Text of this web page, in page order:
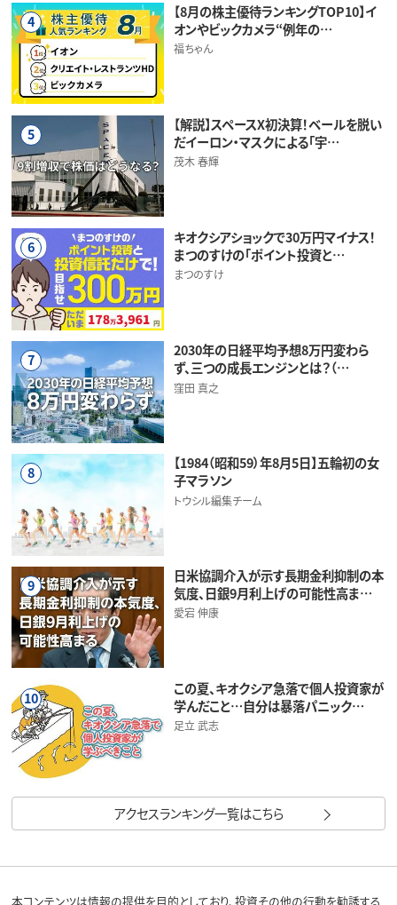
4
【8月の株主優待ランキングTOP10】イ
オンやビックカメラ“例年の…
福ちゃん
5
【解説】スペースX初決算！ベールを脱い
だイーロン・マスクによる「宇…
茂木 春輝
6
キオクシアショックで30万円マイナス！
まつのすけの「ポイント投資と…
まつのすけ
7
2030年の日経平均予想8万円変わら
ず、三つの成長エンジンとは？（…
窪田 真之
8
【1984（昭和59）年8月5日】五輪初の女
子マラソン
トウシル編集チーム
9
日米協調介入が示す長期金利抑制の本
気度、日銀9月利上げの可能性高ま…
愛宕 伸康
10
この夏、キオクシア急落で個人投資家が
学んだこと…自分は暴落パニック…
足立 武志
アクセスランキング一覧はこちら
本コンテンツは情報の提供を目的としており、投資その他の行動を勧誘する